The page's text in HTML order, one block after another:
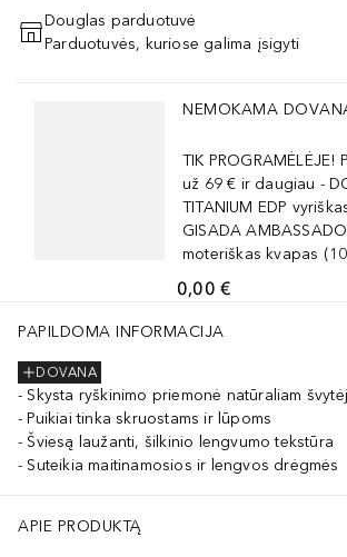
PRIDĖTI Į KREPŠELĮ
Douglas parduotuvė
Parduotuvės, kuriose galima įsigyti
Praleisti slankiklį
NEMOKAMA
TIK
už 69 € ir daugiau -
TITANIUM EDP
GISADA
moteriškas kvapas
0,00 €
PAPILDOMA INFORMACIJA
DOVANA
Skysta ryškinimo priemonė natūraliam
Puikiai tinka skruostams ir lūpoms
Šviesą laužanti, šilkinio lengvumo tekstūra
Suteikia maitinamosios ir lengvos drėgmės
APIE PRODUKTĄ